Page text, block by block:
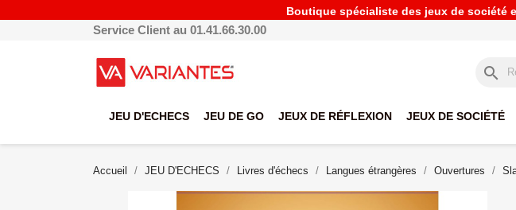
Boutique spécialiste des jeux de société
Service Client au 01.41.66.30.00
search
JEU D'ECHECS JEU DE GO JEUX DE RÉFLEXION JEUX DE SOCIÉTÉ
Accueil JEU D'ECHECS Livres d'échecs Langues étrangères Ouvertures